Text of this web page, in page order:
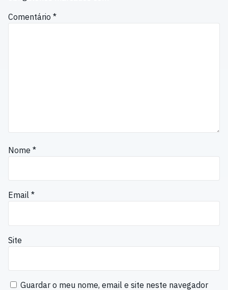
Comentário *
Nome *
Email *
Site
Guardar o meu nome, email e site neste navegador